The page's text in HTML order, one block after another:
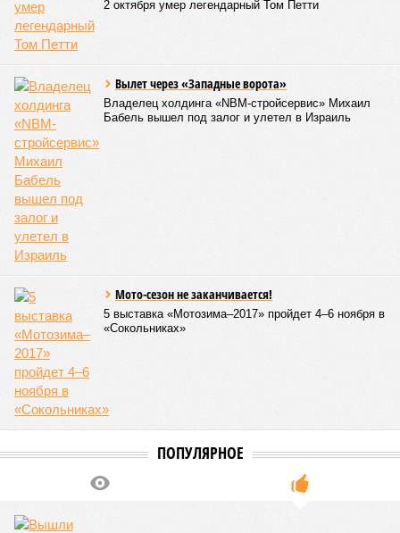
«Станция Л», крупнейший по числу пострадавших
дольщиков (3908 квартир в пяти корпусах) – по факту
распространяется ли договорённость 2024 года на
«Станцию Л» в полном объёме или приоритет отдан
объектам мешей сложности и меньшего масштаба?
Источник: https://avaho.ru/novostroyka/moskva/uvao/lyublino/svetlyy-mir-
Если да, то на каком основании декларируются конкретные
даты сдачи жилого комплекса (декабрь 2026 – март 2028),
если фаза активных строительных работ, если судить по
отсутствию техники на площадке, ещё не началась? При
фигурировать
в объявлениях о продаже квартир на
профильных порталах.
Для почти четырёх тысяч будущих собственников квартир
время давно измеряется не календарём, а очередными
переносами ожиданий. И пока на профильных порталах
продолжают указывать даты сдачи, главным индикатором
остается сама стройка. Если на ней по-прежнему не видно
вопрос: не превращаются ли сроки ввода в декларацию,
которая все больше расходится с реальным положением
дел? Именно на этот вопрос сегодня больше всего ждут
ответа дольщики ЖК «Станция Л».